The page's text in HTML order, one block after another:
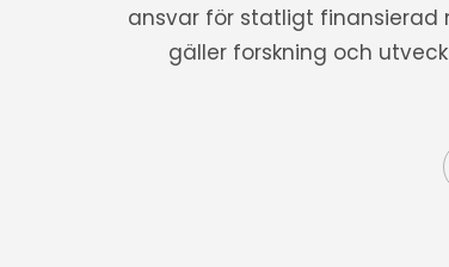
ansvar för statligt finansierad
gäller forskning och